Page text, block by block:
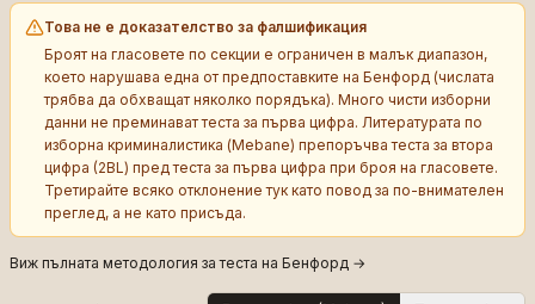
Това не е доказателство за фалшификация
Броят на гласовете по секции е ограничен в малък диапазон,
което нарушава една от предпоставките на Бенфорд (числата
трябва да обхващат няколко порядъка). Много чисти изборни
данни не преминават теста за първа цифра. Литературата по
изборна криминалистика (Mebane) препоръчва теста за втора
цифра (2BL) пред теста за първа цифра при броя на гласовете.
Третирайте всяко отклонение тук като повод за по-внимателен
преглед, а не като присъда.
Виж пълната методология за теста на Бенфорд →